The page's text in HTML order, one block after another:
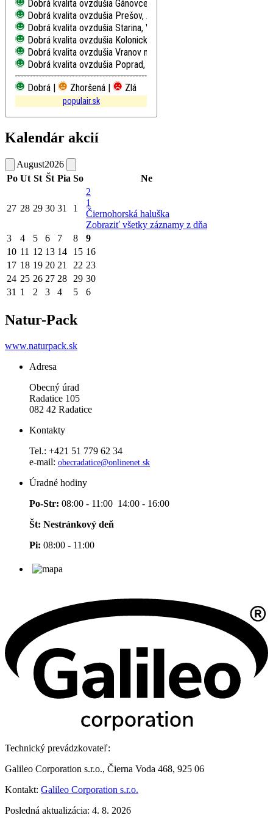
Dobrá kvalita ovzdušia Gánovce, Meteo. st.
Dobrá kvalita ovzdušia Prešov, Arm. gen. L. Svobodu
Dobrá kvalita ovzdušia Starina, Vodná nádrž, EMEP
Dobrá kvalita ovzdušia Kolonické sedlo, Hvezdáreň
Dobrá kvalita ovzdušia Vranov nad Topľou, M. R. Štefánika
Dobrá kvalita ovzdušia Poprad, Železničná
Dobrá |
Zhoršená | Zlá
populair.sk
Kalendár akcií
August2026
Po Ut St Št Pia So Ne
27 28 29 30 31 1
2
1
Čiernohorská haluška
Zobraziť všetky záznamy z dňa
3
4 5 6 7 8
9
10 11 12 13 14 15 16
17 18 19 20 21 22 23
24 25 26 27 28 29 30
31 1 2 3 4 5 6
Natur-Pack
www.naturpack.sk
Adresa
Obecný úrad
Radatice 105
082 42 Radatice
Kontakty
Tel.: +421 51 779 62 34
e-mail: obecradatice@onlinenet.sk
Úradné hodiny
Po-Str: 08:00 - 11:00 14:00 - 16:00
Št: Nestránkový deň
Pi: 08:00 - 11:00
Technický prevádzkovateľ:
Galileo Corporation s.r.o., Čierna Voda 468, 925 06
Kontakt: Galileo Corporation s.r.o.
Posledná aktualizácia: 4. 8. 2026